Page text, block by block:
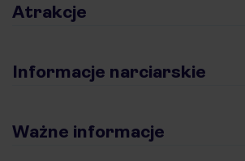
Atrakcje
Informacje narciarskie
Ważne informacje